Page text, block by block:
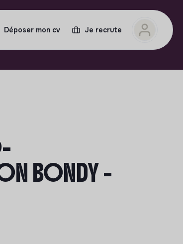
Déposer mon cv Je recrute
BONDY -